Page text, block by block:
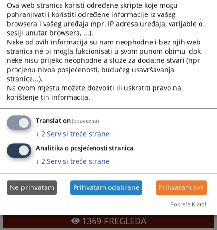
Kazneni odsjek
Građanski odsjek
Odjeljenje sudskee uprave čine :
Odsjek sudske pisarne,
Odsjek za opće i računovodstveno-materijalne poslove.
Svaka temeljna ustrojstvena jedinica, kao i unutarnje ustrojstvene
jedinice vrše poslove i radne zadatke iz oblasti za koju su
uspostavljene.
Više informacija možete naći u Pravilniku o unutarnjem ustrojstvu i
sistematizaciji radnih mjesta Kantonalnog suda u Odžaku, koji se
1369PREGLEDA
Ova web stranica koristi određene skripte koje mogu
pohranjivati i koristiti određene informacije iz vašeg
browsera i vašeg uređaja (npr. IP adresa uređaja, varijable o
sesiji unutar browsera, ...).
Neke od ovih informacija su nam neophodne i bez njih web
stranica ne bi mogla fukcionisati u svom punom obimu, dok
neke nisu prijeko neophodne a služe za dodatne stvari (npr.
procjenu nivoa posjećenosti, budućeg usavršavanja
stranice...).
Na ovom mjestu možete dozvoliti ili uskratiti pravo na
korištenje tih informacija.
Translation(obavezna)
↓ 2 Servisi treće strane
Analitika o posjećenosti stranica
↓ 2 Servisi treće strane
Ne prihvatam Prihvatam odabrane Prihvatam sve
Pokreće Klaro!